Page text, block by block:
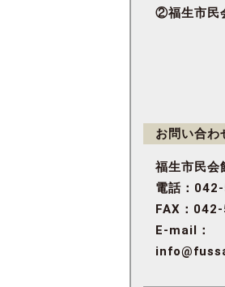
②福生市民
お問い合わ
福生市民
電話：
FAX：
E-mail：